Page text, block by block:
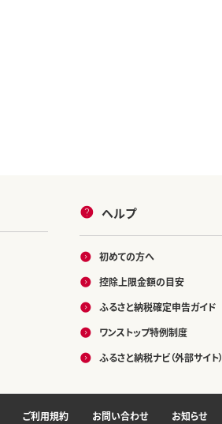
ヘルプ
初めての方へ
控除上限金額の目安
ふるさと納税確定申告ガイド
ワンストップ特例制度
ふるさと納税ナビ（外部サイト）
ご利用規約 お問い合わせ お知らせ